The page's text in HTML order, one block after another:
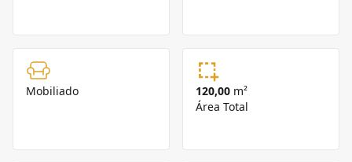
Mobiliado 120,00 m²
Área Total